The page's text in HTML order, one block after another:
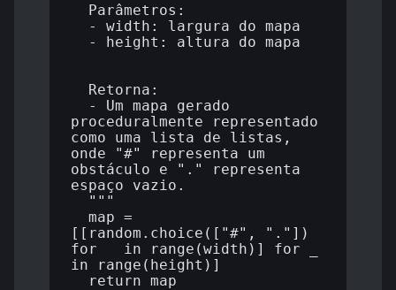
Parâmetros:
- width: largura do mapa
- height: altura do mapa
Retorna:
- Um mapa gerado
proceduralmente representado
como uma lista de listas,
onde "#" representa um
obstáculo e "." representa
espaço vazio.
"""
map =
[[random.choice(["#", "."])
for _ in range(width)] for _
in range(height)]
return map